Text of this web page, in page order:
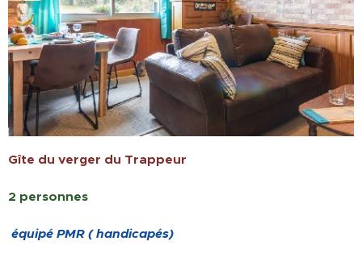
Gîte du verger du Trappeur
2 personnes
équipé PMR ( handicapés)